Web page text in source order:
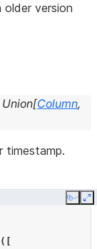
version
Union[Column,
timestamp.
Copy
([